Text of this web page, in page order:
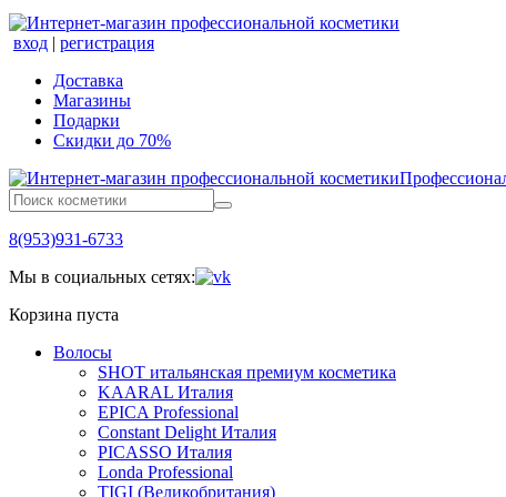
вход | регистрация
Доставка
Магазины
Подарки
Скидки до 70%
8(953)931-6733
Мы в социальных сетях:
Корзина пуста
Волосы
SHOT итальянская премиум косметика
KAARAL Италия
EPICA Professional
Constant Delight Италия
PICASSO Италия
Londa Professional
TIGI (Великобритания)